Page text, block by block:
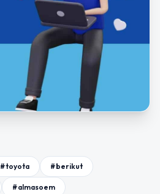
#toyota #berikut
#almasoem